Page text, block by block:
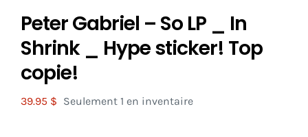
Peter Gabriel – So LP _ In
Shrink _ Hype sticker! Top
copie!
39.95 $ Seulement 1 en inventaire